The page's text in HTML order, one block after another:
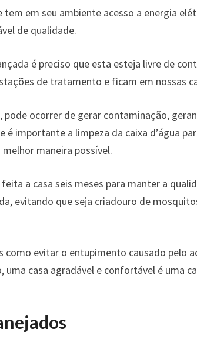
tem em seu ambiente acesso a energia
de qualidade.
é preciso que esta esteja livre de
de tratamento e ficam em nossas
pode ocorrer de gerar contaminação,
importante a limpeza da caixa d’água
maneira possível.
a casa seis meses para manter a
evitando que seja criadouro de
como evitar o entupimento causado pelo
casa agradável e confortável é uma